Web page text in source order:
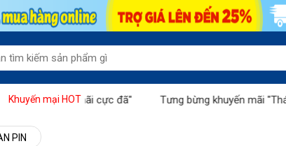
Khuyến mại HOT
khuyến mãi cực đã" Tưng bừng khuyến mãi "Tháng
PIN